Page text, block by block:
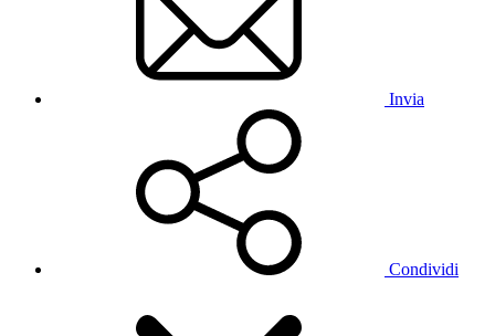
Invia
Condividi